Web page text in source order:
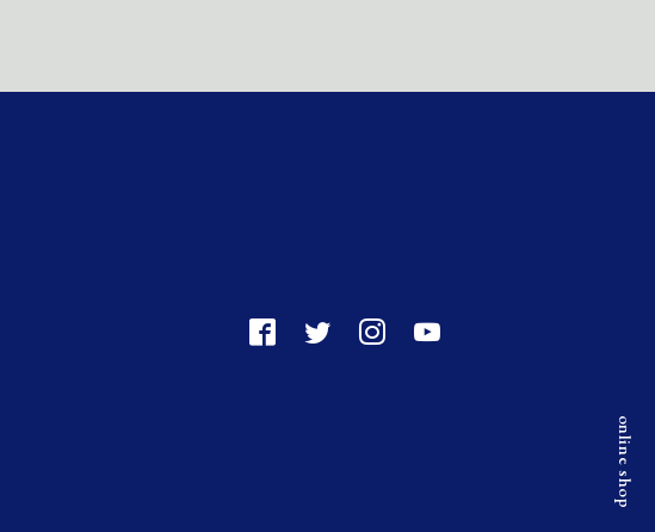
online shop